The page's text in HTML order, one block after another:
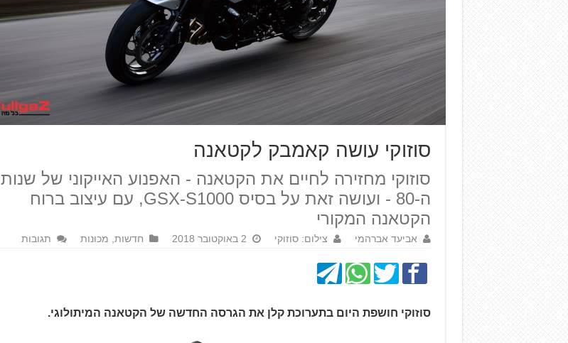
סוזוקי עושה קאמבק לקטאנה
סוזוקי מחזירה לחיים את הקטאנה - האפנוע האייקוני של שנות
ה-80 - ועושה זאת על בסיס GSX-S1000, עם עיצוב ברוח
הקטאנה המקורי
אביעד אברהמי צילום: סוזוקי 2 באוקטובר 2018 חדשות, מכונות תגובות
סוזוקי חושפת היום בתערוכת קלן את הגרסה החדשה של הקטאנה המיתולוגי.